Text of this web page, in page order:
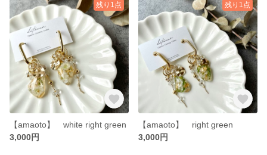
残り1点
【amaoto】 white right green
3,000円
残り1点
【amaoto】 right green
3,000円